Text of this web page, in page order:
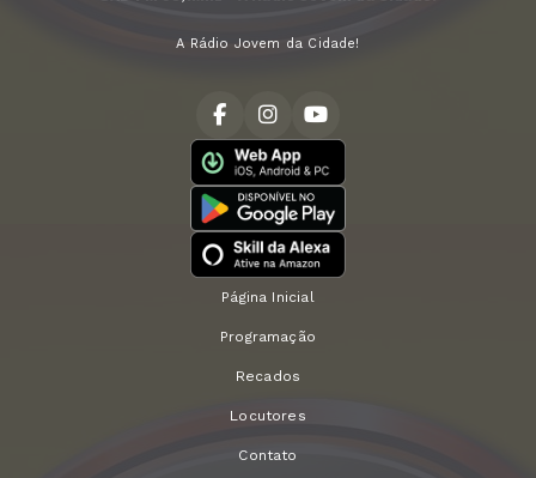
A Rádio Jovem da Cidade!
Página Inicial
Programação
Recados
Locutores
Contato